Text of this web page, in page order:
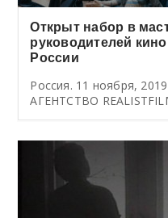
Открыт набор в
руководителей
России
Россия. 11 ноября,
АГЕНТСТВО